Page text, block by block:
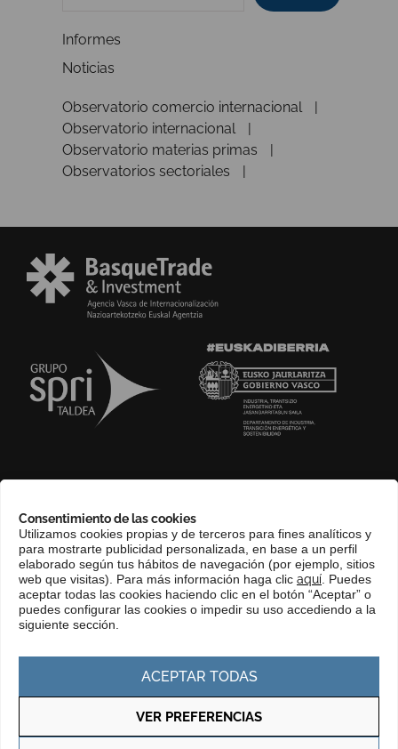
Consentimiento de las cookies
Utilizamos cookies propias y de terceros para fines analíticos y
para mostrarte publicidad personalizada, en base a un perfil
elaborado según tus hábitos de navegación (por ejemplo, sitios
web que visitas). Para más información haga clic aquí . Puedes
aceptar todas las cookies haciendo clic en el botón “Aceptar” o
puedes configurar las cookies o impedir su uso accediendo a la
siguiente sección.
ACEPTAR TODAS
VER PREFERENCIAS
Informes
Noticias
Observatorio comercio internacional
Observatorio internacional
Observatorio materias primas
Observatorios sectoriales
COMPLIANCE CHANNEL
CONTACTO
EUSKERA
PERFIL DEL CONTRATANTE
Política de privacidad Política de cookies